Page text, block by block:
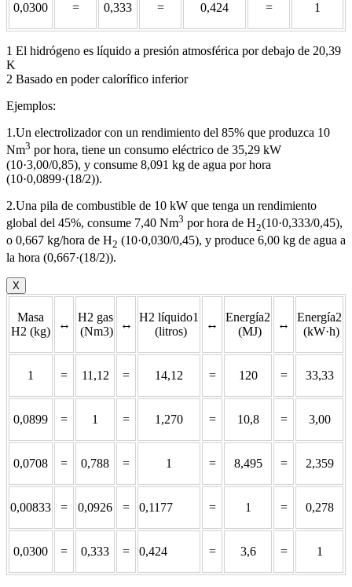
0,0300 = 0,333 = 0,424 = 1
1 El hidrógeno es líquido a presión atmosférica por debajo de 20,39
K
2 Basado en poder calorífico inferior
Ejemplos:
1.Un electrolizador con un rendimiento del 85% que produzca 10
Nm3 por hora, tiene un consumo eléctrico de 35,29 kW
(10·3,00/0,85), y consume 8,091 kg de agua por hora
(10·0,0899·(18/2)).
2.Una pila de combustible de 10 kW que tenga un rendimiento
global del 45%, consume 7,40 Nm3 por hora de H2(10·0,333/0,45),
o 0,667 kg/hora de H2 (10·0,030/0,45), y produce 6,00 kg de agua a
la hora (0,667·(18/2)).
X
Masa
H2 (kg)
↔
H2 gas
(Nm3)
↔
H2 líquido1
(litros)
↔
Energía2
(MJ)
↔
Energía2
(kW·h)
1 = 11,12 = 14,12 = 120 = 33,33
0,0899 = 1 = 1,270 = 10,8 = 3,00
0,0708 = 0,788 = 1 = 8,495 = 2,359
0,00833 = 0,0926 = 0,1177 = 1 = 0,278
0,0300 = 0,333 = 0,424 = 3,6 = 1